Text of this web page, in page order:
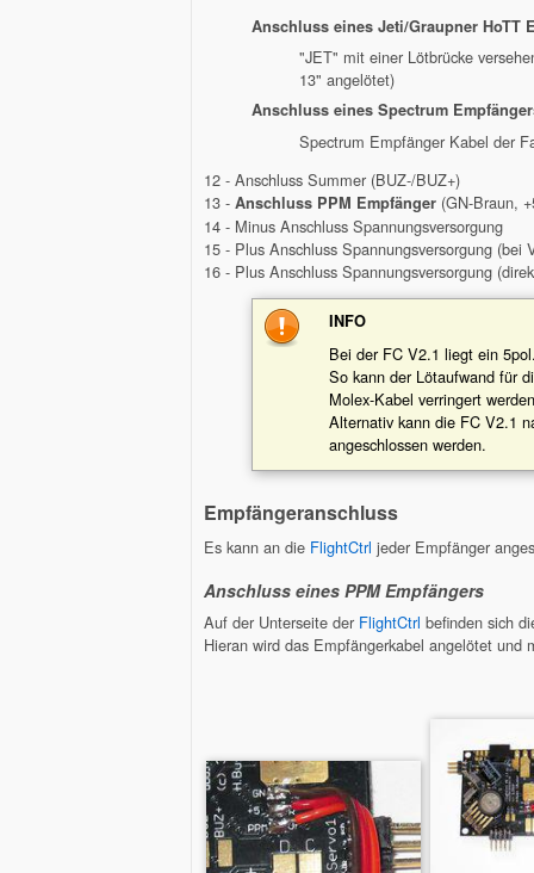
Anschluss eines Jeti/Graupner HoTT
"JET" mit einer Lötbrücke
13" angelötet)
Anschluss eines Spectrum
Spectrum Empfänger Kabel der
12 - Anschluss Summer (BUZ-/BUZ+)
13 - Anschluss PPM Empfänger (GN-Braun,
14 - Minus Anschluss Spannungsversorgung
15 - Plus Anschluss Spannungsversorgung (bei
16 - Plus Anschluss Spannungsversorgung
INFO
Bei der FC V2.1 liegt ein
So kann der Lötaufwand für
Molex-Kabel verringert
Alternativ kann die FC V2.1
angeschlossen werden.
Empfängeranschluss
Es kann an die FlightCtrl jeder Empfänger
Anschluss eines PPM Empfängers
Auf der Unterseite der FlightCtrl befinden sich
Hieran wird das Empfängerkabel angelötet und